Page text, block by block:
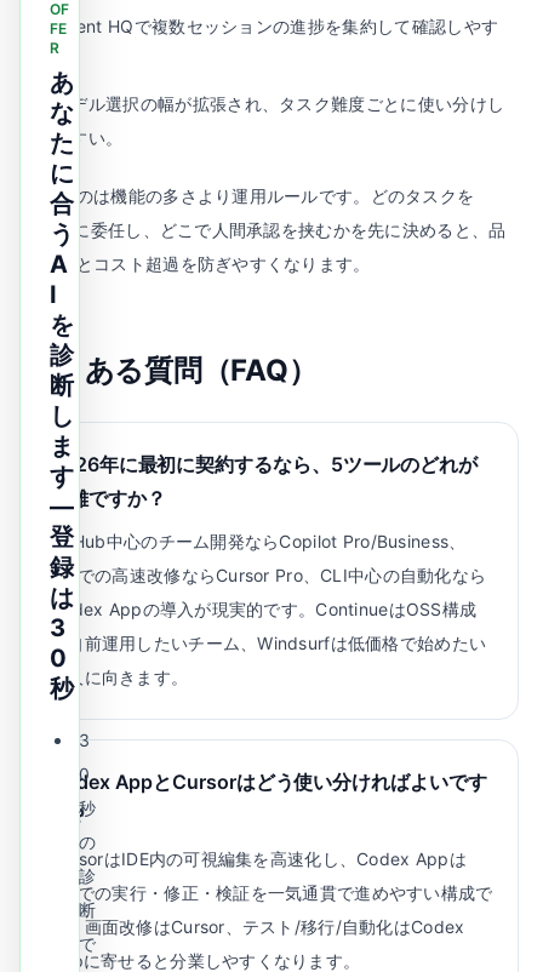
Agent HQで複数セッションの進捗を集約して確認しやす
い。
モデル選択の幅が拡張され、タスク難度ごとに使い分けし
やすい。
重要なのは機能の多さより運用ルールです。どのタスクを
Agentに委任し、どこで人間承認を挟むかを先に決めると、品
質事故とコスト超過を防ぎやすくなります。
よくある質問（FAQ）
2026年に最初に契約するなら、5ツールのどれが
無難ですか？
GitHub中心のチーム開発ならCopilot Pro/Business、
IDEでの高速改修ならCursor Pro、CLI中心の自動化なら
Codex Appの導入が現実的です。ContinueはOSS構成
を自前運用したいチーム、Windsurfは低価格で始めたい
個人に向きます。
Codex AppとCursorはどう使い分ければよいです
か？
CursorはIDE内の可視編集を高速化し、Codex Appは
CLIでの実行・修正・検証を一気通貫で進めやすい構成で
す。画面改修はCursor、テスト/移行/自動化はCodex
Appに寄せると分業しやすくなります。
OF
FE
R
あ
な
た
に
合
う
A
I
を
診
断
し
ま
す
—
登
録
は
3
0
秒
3
0
秒
の
診
断
で